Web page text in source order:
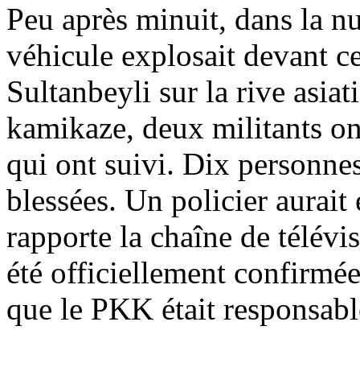
Peu après minuit, dans la
véhicule explosait devant
Sultanbeyli sur la rive
kamikaze, deux militants
qui ont suivi. Dix
blessées. Un policier aurait
rapporte la chaîne de
été officiellement
que le PKK était